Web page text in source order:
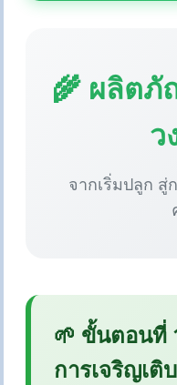
🌾 ผลิต
ว
จากเริ่มปลูก สู่
🌱 ขั้นตอนที่
การเจริญเติ